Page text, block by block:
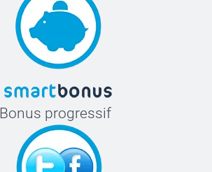
Bonus progressif